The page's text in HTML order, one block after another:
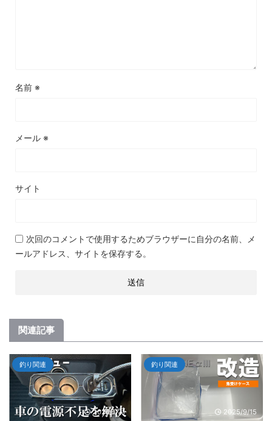
名前 ※
メール ※
サイト
次回のコメントで使用するためブラウザーに自分の名前、メ
ールアドレス、サイトを保存する。
関連記事
釣り関連
2026/1/21
釣り関連
2025/9/15